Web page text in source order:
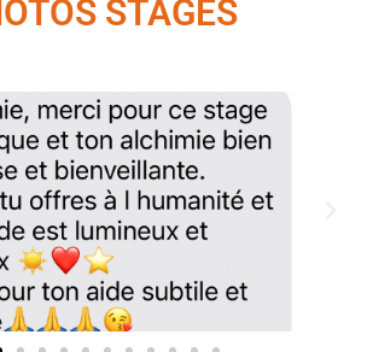
STAGES